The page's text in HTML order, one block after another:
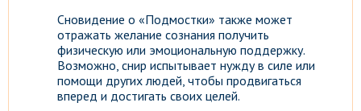
Сновидение о «Подмостки» также может
отражать желание сознания получить
физическую или эмоциональную поддержку.
Возможно, снир испытывает нужду в силе или
помощи других людей, чтобы продвигаться
вперед и достигать своих целей.